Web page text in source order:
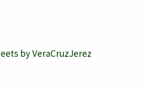
by VeraCruzJerez